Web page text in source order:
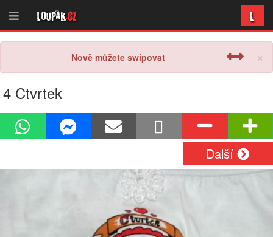
Loupak.cz L
×
Nově můžete swipovat
4 Ctvrtek
Další